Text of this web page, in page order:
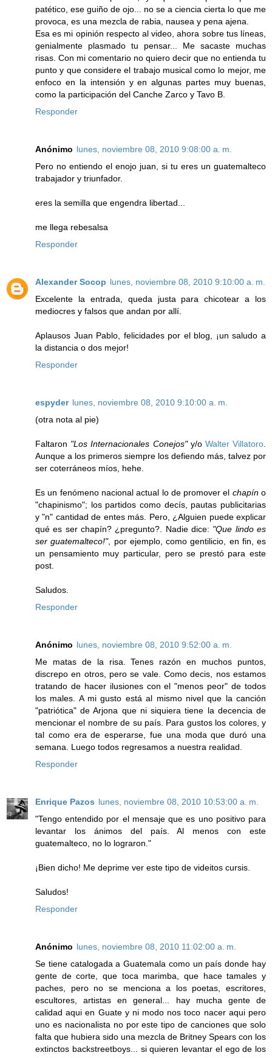
patético, ese guiño de ojo... no se a ciencia cierta lo que me
provoca, es una mezcla de rabia, nausea y pena ajena.
Esa es mi opinión respecto al video, ahora sobre tus líneas,
genialmente plasmado tu pensar... Me sacaste muchas
risas. Con mi comentario no quiero decir que no entienda tu
punto y que considere el trabajo musical como lo mejor, me
enfoco en la intensión y en algunas partes muy buenas,
como la participación del Canche Zarco y Tavo B.
Responder
Anónimo lunes, noviembre 08, 2010 9:08:00 a. m.
Pero no entiendo el enojo juan, si tu eres un guatemalteco
trabajador y triunfador.
eres la semilla que engendra libertad...
me llega rebesalsa
Responder
Alexander Socop lunes, noviembre 08, 2010 9:10:00 a. m.
Excelente la entrada, queda justa para chicotear a los
mediocres y falsos que andan por allí.
Aplausos Juan Pablo, felicidades por el blog, ¡un saludo a
la distancia o dos mejor!
Responder
espyder lunes, noviembre 08, 2010 9:10:00 a. m.
(otra nota al pie)
Faltaron "Los Internacionales Conejos"y/o Walter Villatoro
Aunque a los primeros siempre los defiendo más, talvez por
ser coterráneos míos, hehe.
Es un fenómeno nacional actual lo de promover el chapíno
"chapinismo"; los partidos como decís, pautas publicitarias
y "n" cantidad de entes más. Pero, ¿Alguien puede explicar
qué es ser chapín? ¿pregunto?. Nadie dice: "Que lindo es
ser guatemalteco!", por ejemplo, como gentilicio, en fin, es
un pensamiento muy particular, pero se prestó para este
post.
Saludos.
Responder
Anónimo lunes, noviembre 08, 2010 9:52:00 a. m.
Me matas de la risa. Tenes razón en muchos puntos,
discrepo en otros, pero se vale. Como decis, nos estamos
tratando de hacer ilusiones con el "menos peor" de todos
los males. A mi gusto está al mismo nivel que la canción
"patriótica" de Arjona que ni siquiera tiene la decencia de
mencionar el nombre de su país. Para gustos los colores, y
tal como era de esperarse, fue una moda que duró una
semana. Luego todos regresamos a nuestra realidad.
Responder
Enrique Pazos lunes, noviembre 08, 2010 10:53:00 a. m.
"Tengo entendido por el mensaje que es uno positivo para
levantar los ánimos del país. Al menos con este
guatemalteco, no lo lograron."
¡Bien dicho! Me deprime ver este tipo de videitos cursis.
Saludos!
Responder
Anónimo lunes, noviembre 08, 2010 11:02:00 a. m.
Se tiene catalogada a Guatemala como un país donde hay
gente de corte, que toca marimba, que hace tamales y
paches, pero no se menciona a los poetas, escritores,
escultores, artistas en general... hay mucha gente de
calidad aqui en Guate y ni modo nos toco nacer aqui pero
uno es nacionalista no por este tipo de canciones que solo
falta que hubiera sido una mezcla de Britney Spears con los
extinctos backstreetboys... si quieren levantar el ego de los